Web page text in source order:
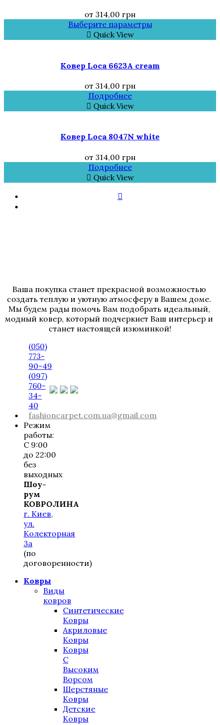
от 314,00 грн
Выберите параметры
Quick View
Ковер Loca 6623A cream
от 314,00 грн
Подробнее
Quick View
Ковер Loca 8047N white
от 314,00 грн
Подробнее
Quick View
Ваша покупка станет прекрасной возможностью
создать теплую и уютную атмосферу в Вашем доме.
Мы будем рады помочь Вам подобрать идеальный,
модный ковер, который подчеркнет Ваш интерьер и
станет настоящей изюминкой!
(050)
773-
90-49
(097)
760-
34-
40
fashioncarpet.com.ua@gmail.com
Режим
работы:
С 9:00
до 22:00
без
выходных
Шоу-
рум
КОВРОЛИНА
г. Киев,
ул.
Колекторная
3а
(по
договоренности)
Ковры
Виды
ковров
Синтетические
Ковры
Акриловые
Ковры
Ковры
С
Высоким
Ворсом
Шерстяные
Ковры
Детские
Ковры